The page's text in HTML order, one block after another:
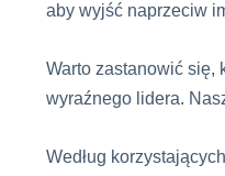
aby wyjść naprzeciw
Warto zastanowić się,
wyraźnego lidera.
Według